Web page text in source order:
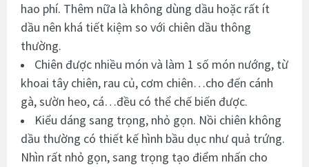
hao phí. Thêm nữa là không dùng dầu hoặc rất ít
dầu nên khá tiết kiệm so với chiên dầu thông
thường.
Chiên được nhiều món và làm 1 số món nướng, từ
khoai tây chiên, rau củ, cơm chiên…cho đến cánh
gà, sườn heo, cá…đều có thể chế biến được.
Kiểu dáng sang trọng, nhỏ gọn. Nồi chiên không
dầu thường có thiết kế hình bầu dục như quả trứng.
Nhìn rất nhỏ gọn, sang trọng tạo điểm nhấn cho